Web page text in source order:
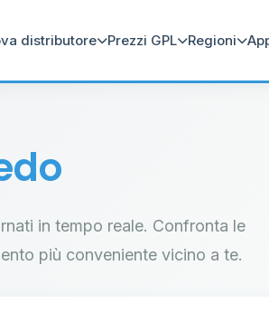
distributore Prezzi GPL Regioni
in tempo reale. Confronta le
più conveniente vicino a te.